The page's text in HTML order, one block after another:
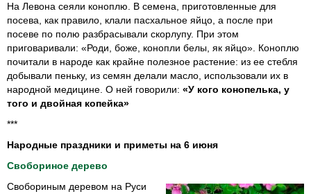
На Левона сеяли коноплю. В семена, приготовленные для
посева, как правило, клали пасхальное яйцо, а после при
посеве по полю разбрасывали скорлупу. При этом
приговаривали: «Роди, боже, конопли белы, як яйцо». Коноплю
почитали в народе как крайне полезное растение: из ее стебля
добывали пеньку, из семян делали масло, использовали их в
народной медицине. О ней говорили: «У кого конопелька, у
того и двойная копейка»
***
Народные праздники и приметы на 6 июня
Свобориное дерево
Свобориным деревом на Руси